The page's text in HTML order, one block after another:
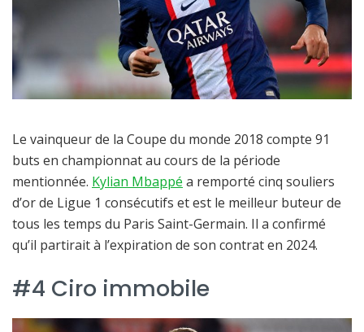
Le vainqueur de la Coupe du monde 2018 compte 91
buts en championnat au cours de la période
mentionnée. Kylian Mbappé a remporté cinq souliers
d’or de Ligue 1 consécutifs et est le meilleur buteur de
tous les temps du Paris Saint-Germain. Il a confirmé
qu’il partirait à l’expiration de son contrat en 2024.
#4 Ciro immobile